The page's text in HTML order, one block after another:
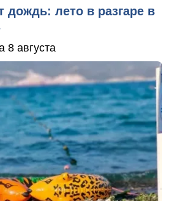
дождь: лето в разгаре в
8 августа